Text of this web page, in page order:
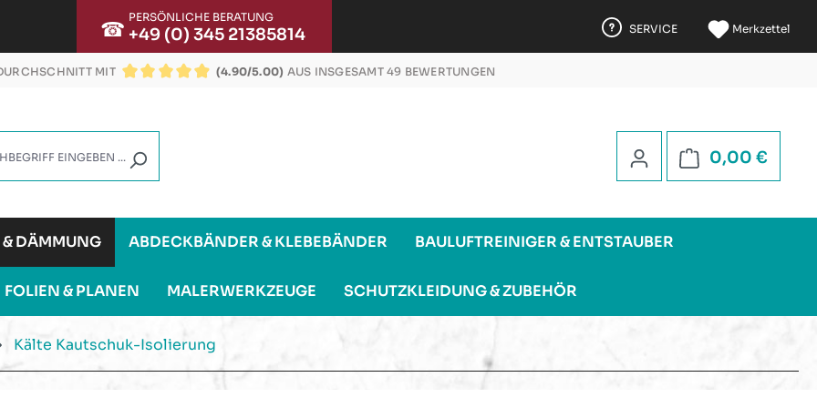
☎ PERSÖNLICHE BERATUNG
+49 (0) 345 21385814 SERVICE Merkzettel
MIT
(4.90/5.00) AUS INSGESAMT 49 BEWERTUNGEN
0,00 €
DÄMMUNG ABDECKBÄNDER & KLEBEBÄNDER BAULUFTREINIGER & ENTSTAUBER
FOLIEN & PLANEN MALERWERKZEUGE SCHUTZKLEIDUNG & ZUBEHÖR
Kälte Kautschuk-Isolierung